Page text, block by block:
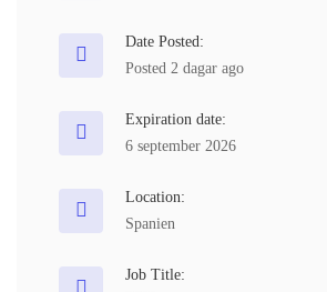
Date Posted:
Posted 2 dagar ago
Expiration date:
6 september 2026
Location:
Spanien
Job Title: